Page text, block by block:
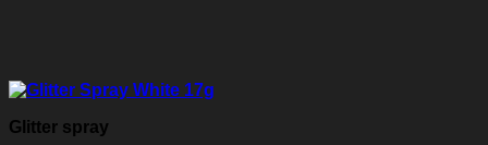
Glitter spray